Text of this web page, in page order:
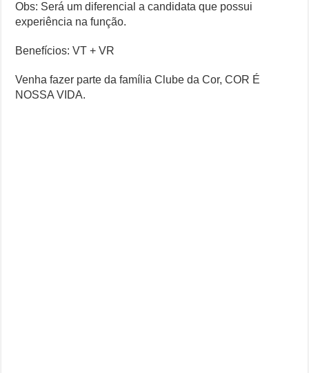
Obs: Será um diferencial a candidata que possui
experiência na função.
Benefícios: VT + VR
Venha fazer parte da família Clube da Cor, COR É
NOSSA VIDA.